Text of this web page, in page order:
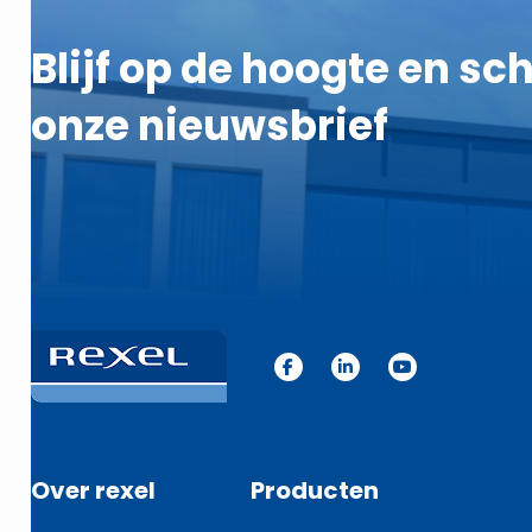
Blijf op de hoogte en
onze nieuwsbrief
Over rexel Producten